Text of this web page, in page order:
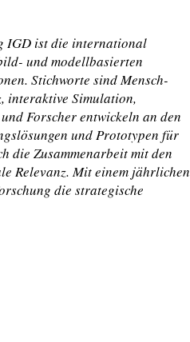
IGD ist die international
und modellbasierten
Stichworte sind Mensch-
interaktive Simulation,
Forscher entwickeln an den
und Prototypen für
die Zusammenarbeit mit den
Relevanz. Mit einem jährlichen
die strategische